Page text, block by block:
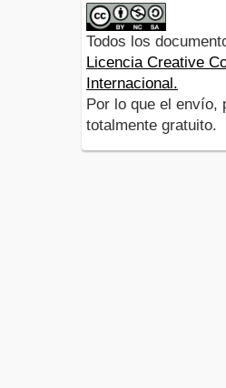
Todos los
Licencia Creative
Internacional.
Por lo que el
totalmente gratuito.